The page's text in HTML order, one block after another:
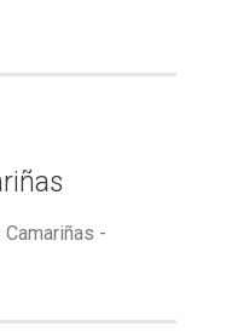
Camariñas -